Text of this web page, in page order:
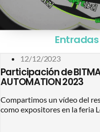
12/12/2023
Participación de
AUTOMATION 2023
Compartimos un vídeo del
como expositores en la feria